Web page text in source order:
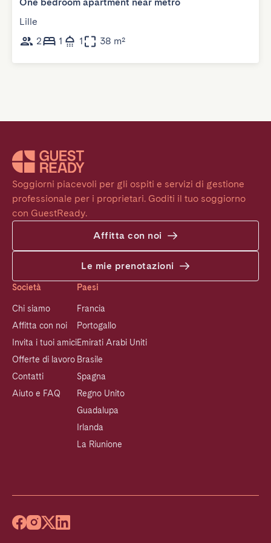
Lille
2
1 1 38 m²
Soggiorni piacevoli per gli ospiti e servizi di gestione
professionale per i proprietari. Goditi il tuo soggiorno
con GuestReady.
Affitta con noi
Le mie prenotazioni
Società
Chi siamo
Affitta con noi
Invita i tuoi amici
Offerte di lavoro
Contatti
Aiuto e FAQ
Paesi
Francia
Portogallo
Emirati Arabi Uniti
Brasile
Spagna
Regno Unito
Guadalupa
Irlanda
La Riunione